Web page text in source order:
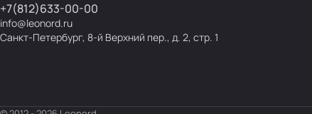
+7(812)633-00-00
info@leonord.ru
Санкт-Петербург, 8-й Верхний пер., д. 2, стр. 1